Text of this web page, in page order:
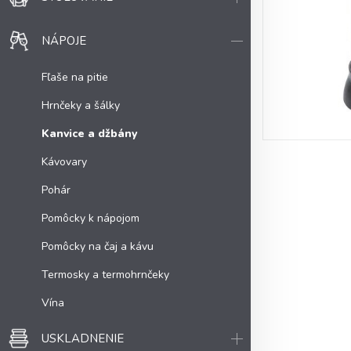
NÁPOJE
Fľaše na pitie
Hrnčeky a šálky
Kanvice a džbány
Kávovary
Pohár
Pomôcky k nápojom
Pomôcky na čaj a kávu
Termosky a termohrnčeky
Vína
USKLADNENIE